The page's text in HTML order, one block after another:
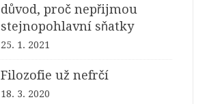
důvod, proč nepřijmou
stejnopohlavní sňatky
25. 1. 2021
Filozofie už nefrčí
18. 3. 2020